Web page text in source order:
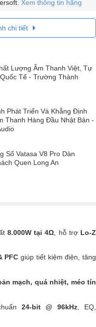
Xem thông tin hãng
chi tiết
Lượng Âm Thanh Việt, Tự
Tế - Trường Thành
Phát Triển Và Khẳng Định
Thanh Hàng Đầu Nhật Bản -
Số Vatasa V8 Pro Dàn
Quen Long An
8.000W tại 4Ω , hỗ trợ Lo-Z
PFC giúp tiết kiệm điện, tăng
mạch, quá nhiệt, méo tín
24-bit @ 96kHz, EQ,